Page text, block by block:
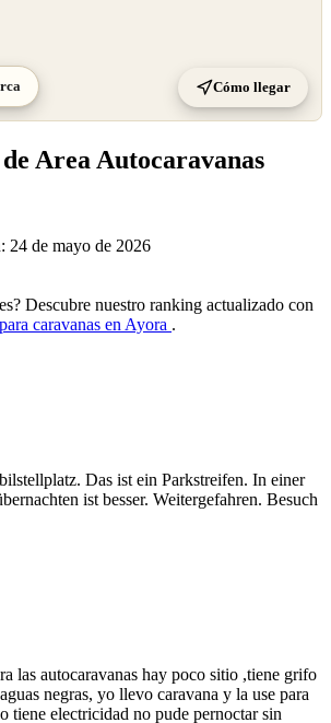
Cómo llegar
Area Autocaravanas
24 de mayo de 2026
Descubre nuestro ranking actualizado con
caravanas en Ayora .
Das ist ein Parkstreifen. In einer
ist besser. Weitergefahren. Besuch
las autocaravanas hay poco sitio ,tiene grifo
negras, yo llevo caravana y la use para
tiene electricidad no pude pernoctar sin